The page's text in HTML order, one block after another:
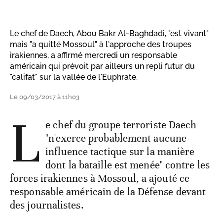
Le chef de Daech, Abou Bakr Al-Baghdadi, "est vivant"
mais "a quitté Mossoul" à l'approche des troupes
irakiennes, a affirmé mercredi un responsable
américain qui prévoit par ailleurs un repli futur du
"califat" sur la vallée de l'Euphrate.
Le 09/03/2017 à 11h03
L e chef du groupe terroriste Daech
"n'exerce probablement aucune
influence tactique sur la manière
dont la bataille est menée" contre les
forces irakiennes à Mossoul, a ajouté ce
responsable américain de la Défense devant
des journalistes.